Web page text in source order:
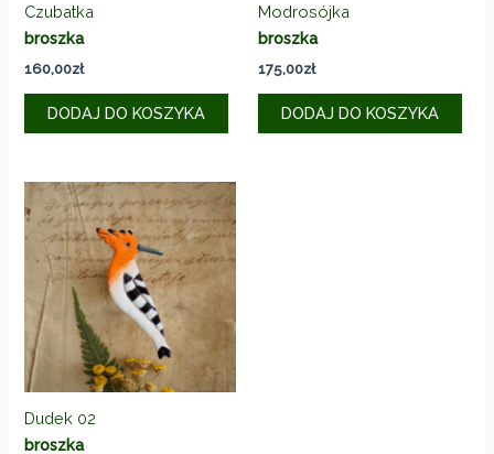
Czubatka
broszka
160,00zł
DODAJ DO KOSZYKA
Modrosójka
broszka
175,00zł
DODAJ DO KOSZYKA
Dudek 02
broszka